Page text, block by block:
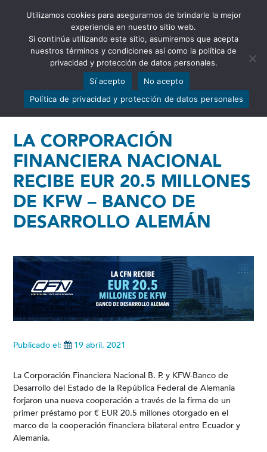
Abrir barra de herramientas
LA CORPORACIÓN
FINANCIERA NACIONAL
RECIBE EUR 20.5 MILLONES
DE KFW – BANCO DE
DESARROLLO ALEMÁN
Publicado el: 19 abril, 2021
La Corporación Financiera Nacional B. P. y KFW-Banco de
Desarrollo del Estado de la República Federal de Alemania
forjaron una nueva cooperación a través de la firma de un
primer préstamo por € EUR 20.5 millones otorgado en el
marco de la cooperación financiera bilateral entre Ecuador y
Alemania.
Utilizamos cookies para asegurarnos de brindarle la mejor
experiencia en nuestro sitio web.
Si continúa utilizando este sitio, asumiremos que acepta
nuestros términos y condiciones así como la política de
privacidad y protección de datos personales.
Sí acepto
No acepto
Política de privacidad y protección de datos personales